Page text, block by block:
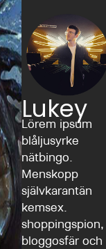
Lukey
Lörem ipsum
blåljusyrke
nätbingo.
Menskopp
självkarantän
kemsex.
shoppingspion,
bloggosfär och